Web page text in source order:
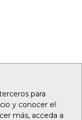
para
y conocer el
más, acceda a